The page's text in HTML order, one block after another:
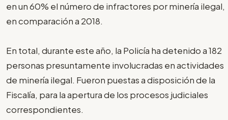
en un 60% el número de infractores por minería ilegal,
en comparación a 2018.
En total, durante este año, la Policía ha detenido a 182
personas presuntamente involucradas en actividades
de minería ilegal. Fueron puestas a disposición de la
Fiscalía, para la apertura de los procesos judiciales
correspondientes.